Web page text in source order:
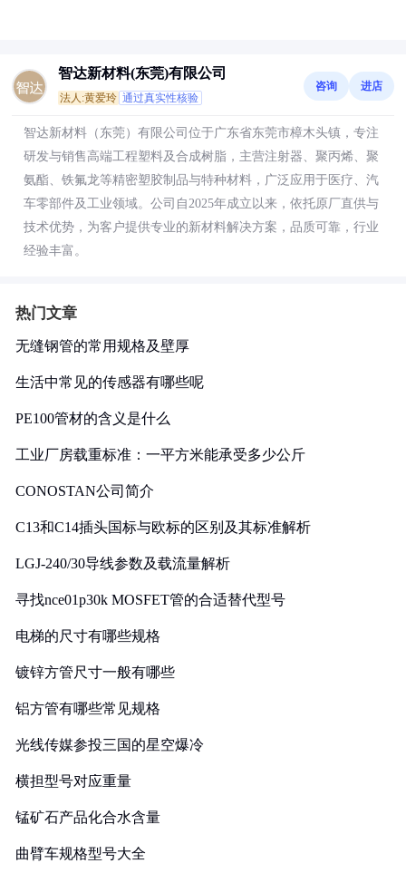
智达新材料(东莞)有限公司
法人:黄爱玲 通过真实性核验
咨询 进店
智达新材料（东莞）有限公司位于广东省东莞市樟木头镇，专注
研发与销售高端工程塑料及合成树脂，主营注射器、聚丙烯、聚
氨酯、铁氟龙等精密塑胶制品与特种材料，广泛应用于医疗、汽
车零部件及工业领域。公司自2025年成立以来，依托原厂直供与
技术优势，为客户提供专业的新材料解决方案，品质可靠，行业
经验丰富。
热门文章
无缝钢管的常用规格及壁厚
生活中常见的传感器有哪些呢
PE100管材的含义是什么
工业厂房载重标准：一平方米能承受多少公斤
CONOSTAN公司简介
C13和C14插头国标与欧标的区别及其标准解析
LGJ-240/30导线参数及载流量解析
寻找nce01p30k MOSFET管的合适替代型号
电梯的尺寸有哪些规格
镀锌方管尺寸一般有哪些
铝方管有哪些常见规格
光线传媒参投三国的星空爆冷
横担型号对应重量
锰矿石产品化合水含量
曲臂车规格型号大全